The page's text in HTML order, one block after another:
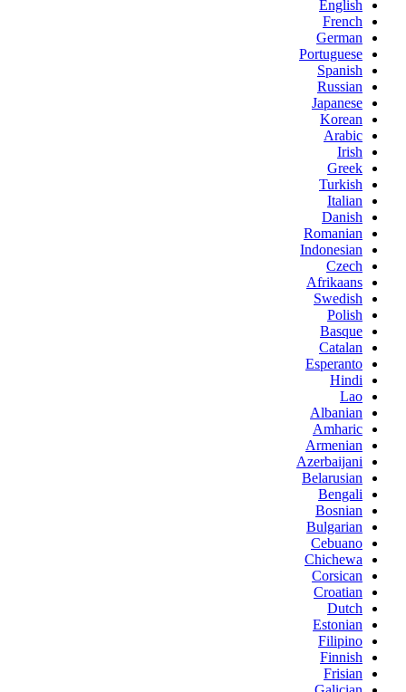
English
French
German
Portuguese
Spanish
Russian
Japanese
Korean
Arabic
Irish
Greek
Turkish
Italian
Danish
Romanian
Indonesian
Czech
Afrikaans
Swedish
Polish
Basque
Catalan
Esperanto
Hindi
Lao
Albanian
Amharic
Armenian
Azerbaijani
Belarusian
Bengali
Bosnian
Bulgarian
Cebuano
Chichewa
Corsican
Croatian
Dutch
Estonian
Filipino
Finnish
Frisian